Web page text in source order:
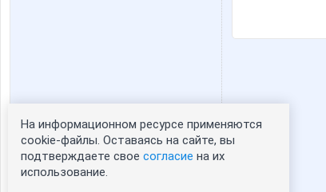
Статистика портрета:
сейчас просматривают портрет - 0
зарегистрированные пользователи
На информационном ресурсе применяются
cookie-файлы. Оставаясь на сайте, вы
подтверждаете свое согласие на их
использование.